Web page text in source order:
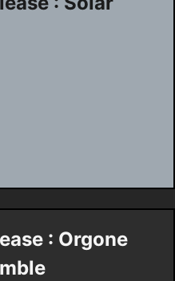
: Orgone